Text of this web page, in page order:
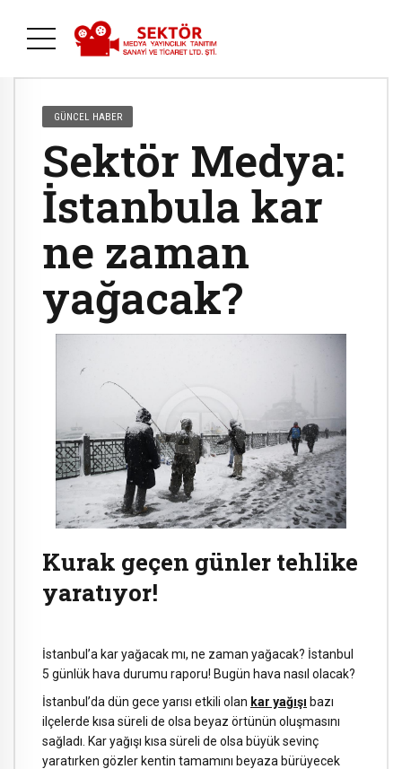
GÜNCEL HABER
Sektör Medya:
İstanbula kar
ne zaman
yağacak?
Kurak geçen günler tehlike
yaratıyor!
İstanbul’a kar yağacak mı, ne zaman yağacak? İstanbul
5 günlük hava durumu raporu! Bugün hava nasıl olacak?
İstanbul’da dün gece yarısı etkili olan kar yağışı bazı
ilçelerde kısa süreli de olsa beyaz örtünün oluşmasını
sağladı. Kar yağışı kısa süreli de olsa büyük sevinç
yaratırken gözler kentin tamamını beyaza bürüyecek